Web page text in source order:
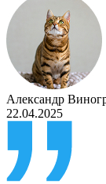
Александр
22.04.2025